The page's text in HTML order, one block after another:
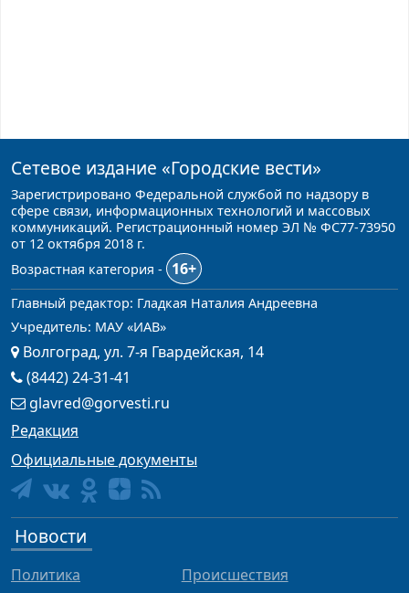
Сетевое издание «Городские вести»
Зарегистрировано Федеральной службой по надзору в
сфере связи, информационных технологий и массовых
коммуникаций. Регистрационный номер ЭЛ № ФС77-73950
от 12 октября 2018 г.
Возрастная категория -
16+
Главный редактор: Гладкая Наталия Андреевна
Учредитель: МАУ «ИАВ»
Волгоград, ул. 7-я Гвардейская, 14
(8442) 24-31-41
glavred@gorvesti.ru
Редакция
Официальные документы
Новости
Политика
Происшествия